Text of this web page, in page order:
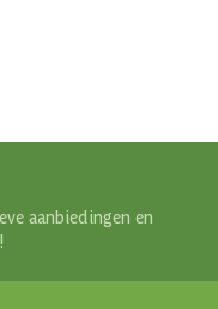
aanbiedingen en